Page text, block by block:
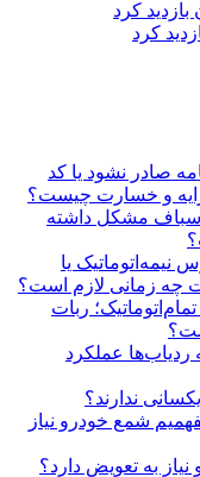
کرد
صادر نشود یا کد
و خسارت چیست؟
سباف مشکل داشته
نیمه‌اتوماتیک یا
چه زمانی لازم است؟
ربات
ردیاب‌ها عملکرد
ندارند؟
شمع خودرو نیاز
به تعویض دارد؟